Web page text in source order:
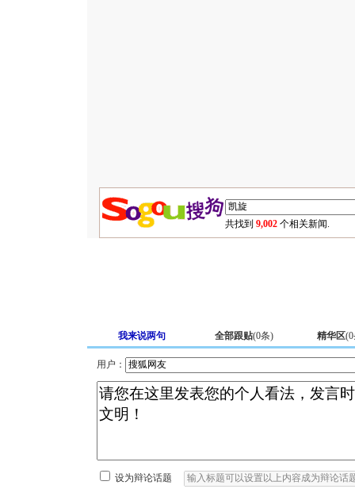
共找到 9,002 个相关新闻.
我来说两句 全部跟贴(0条) 精华区(0
用户：
设为辩论话题